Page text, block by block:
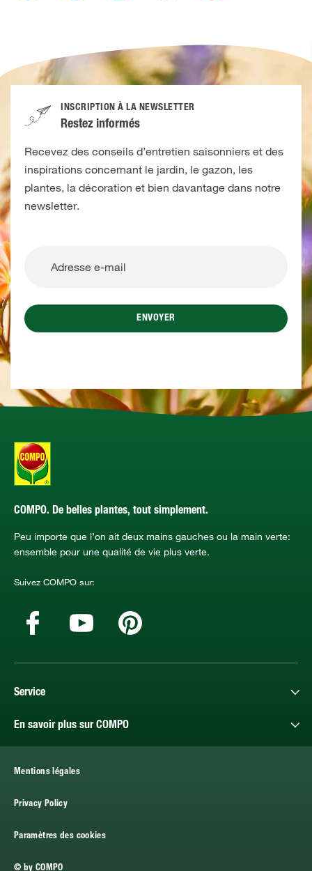
INSCRIPTION À LA NEWSLETTER
Restez informés
Recevez des conseils d’entretien saisonniers et des
inspirations concernant le jardin, le gazon, les
plantes, la décoration et bien davantage dans notre
newsletter.
ENVOYER
COMPO. De belles plantes, tout simplement.
Peu importe que l’on ait deux mains gauches ou la main verte:
ensemble pour une qualité de vie plus verte.
Suivez COMPO sur:
Service
En savoir plus sur COMPO
Mentions légales
Privacy Policy
Paramètres des cookies
© by COMPO